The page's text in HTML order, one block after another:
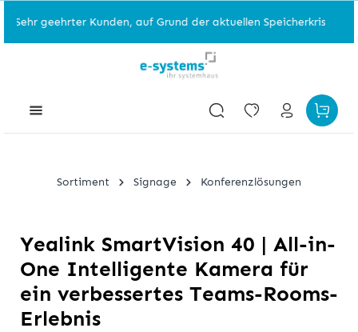
geehrter Kunden, auf Grund der aktuellen Speicherkrise,
Sortiment Signage Konferenzlösungen
Yealink SmartVision 40 | All-in-
One Intelligente Kamera für
ein verbessertes Teams-Rooms-
Erlebnis